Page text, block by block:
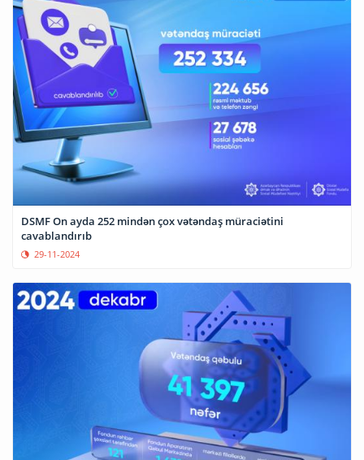
DSMF On ayda 252 mindən çox vətəndaş müraciətini
cavablandırıb
29-11-2024